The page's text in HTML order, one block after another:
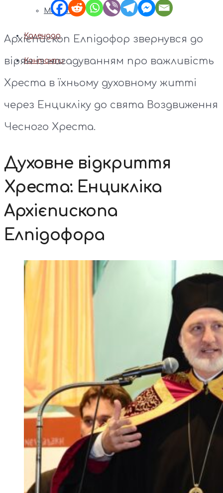
Молитви
Календар
Контакти
Архієпископ Елпідофор звернувся до
вірян із нагадуванням про важливість
Хреста в їхньому духовному житті
через Енцикліку до свята Воздвиження
Чесного Хреста.
Духовне відкриття
Хреста: Енцикліка
Архієпископа
Елпідофора